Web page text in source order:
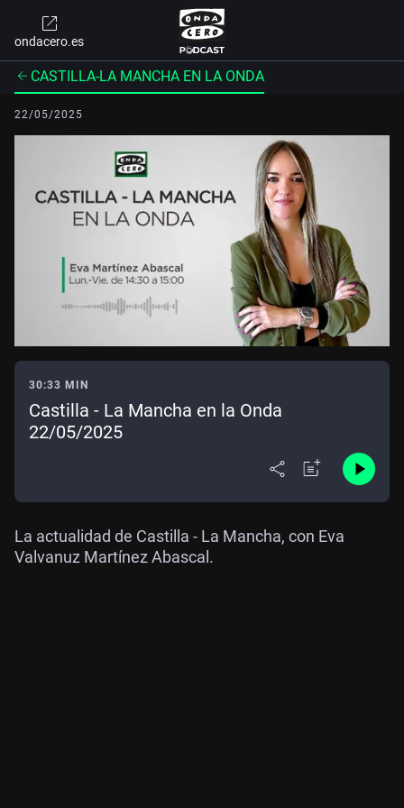
ondacero.es
CASTILLA-LA MANCHA EN LA ONDA
22/05/2025
30:33 MIN
Castilla - La Mancha en la Onda
22/05/2025
La actualidad de Castilla - La Mancha, con Eva
Valvanuz Martínez Abascal.